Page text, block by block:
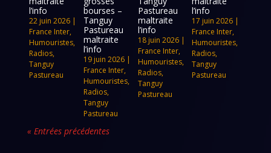
l’info
22 juin 2026 |
France Inter,
Humouristes,
Radios,
Tanguy
Pastureau
bourses –
Tanguy
Pastureau
maltraite
l’info
19 juin 2026|
France Inter,
Humouristes,
Radios,
Tanguy
Pastureau
Pastureau
maltraite
l’info
18 juin 2026|
France Inter,
Humouristes,
Radios,
Tanguy
Pastureau
l’info
17 juin 2026 |
France Inter,
Humouristes,
Radios,
Tanguy
Pastureau
« Entrées précédentes